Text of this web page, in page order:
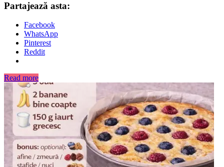
Partajează asta:
Facebook
WhatsApp
Pinterest
Reddit
Read more